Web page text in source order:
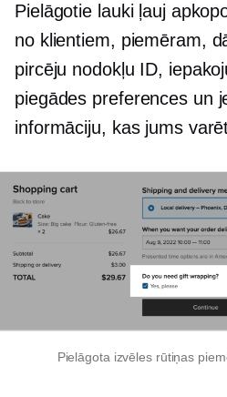
Pielāgotie lauki ļauj
no klientiem, piemēram,
pircēju nodokļu ID,
piegādes preferences un
informāciju, kas jums
Pielāgota izvēles rūtiņas